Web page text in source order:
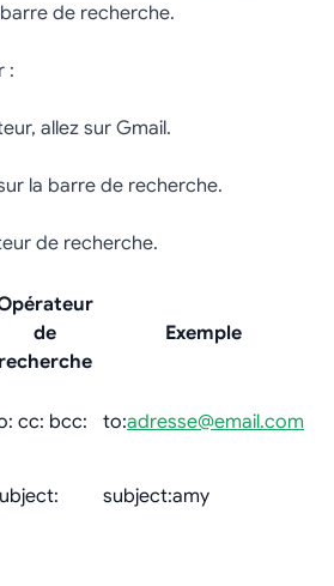
de recherche.
:
allez sur Gmail.
la barre de recherche.
de recherche.
de
recherche
Exemple
cc: bcc: to:adresse@email.com
subject:amy